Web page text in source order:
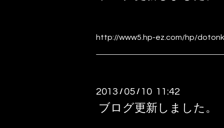
http://www5.hp-ez.com/hp/
2013 / 05 / 10 11:42
ブログ更新しました。